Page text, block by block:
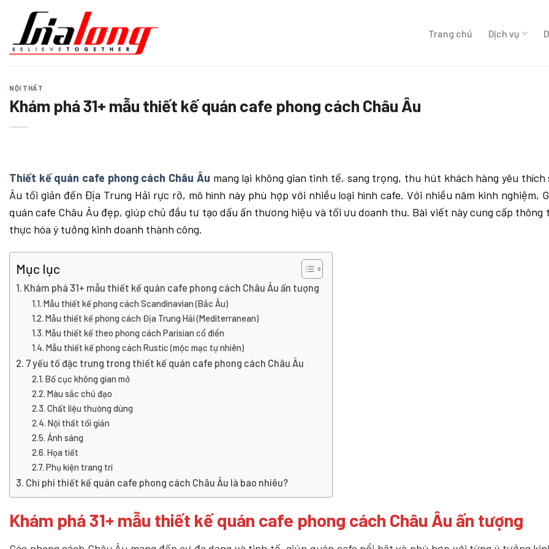
dung
Trang chủ Dịch vụ
NỘI THẤT
Khám phá 31+ mẫu thiết kế quán cafe phong cách Châu Âu
Thiết kế quán cafe phong cách Châu Âu mang lại không gian tinh tế, sang trọng, thu hút khách hàng yêu
Âu tối giản đến Địa Trung Hải rực rỡ, mô hình này phù hợp với nhiều loại hình cafe. Với nhiều năm kinh nghiệm,
quán cafe Châu Âu đẹp, giúp chủ đầu tư tạo dấu ấn thương hiệu và tối ưu doanh thu. Bài viết này cung cấp
thực hóa ý tưởng kinh doanh thành công.
Mục lục
Khám phá 31+ mẫu thiết kế quán cafe phong cách Châu Âu ấn tượng
Mẫu thiết kế phong cách Scandinavian (Bắc Âu)
Mẫu thiết kế phong cách Địa Trung Hải (Mediterranean)
Mẫu thiết kế theo phong cách Parisian cổ điển
Mẫu thiết kế phong cách Rustic (mộc mạc tự nhiên)
7 yếu tố đặc trưng trong thiết kế quán cafe phong cách Châu Âu
Bố cục không gian mở
Màu sắc chủ đạo
Chất liệu thường dùng
Nội thất tối giản
Ánh sáng
Họa tiết
Phụ kiện trang trí
Chi phí thiết kế quán cafe phong cách Châu Âu là bao nhiêu?
Khám phá 31+ mẫu thiết kế quán cafe phong cách Châu Âu ấn tượng